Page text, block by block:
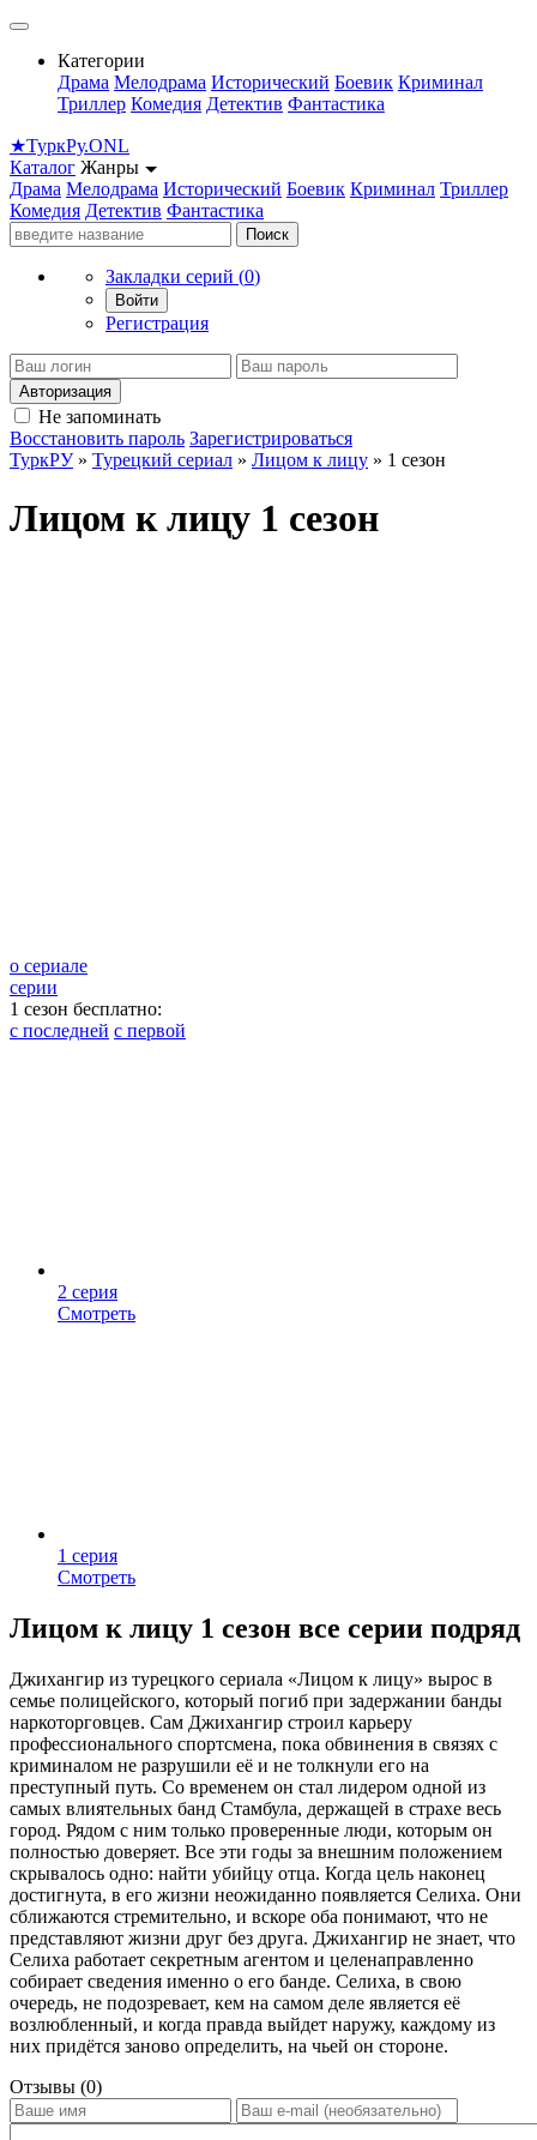
Категории
Драма Мелодрама Исторический Боевик Криминал
Триллер Комедия Детектив Фантастика
★ТуркРу.ONL
Каталог Жанры
Драма Мелодрама Исторический Боевик Криминал Триллер
Комедия Детектив Фантастика
Поиск
Закладки серий (0)
Войти
Регистрация
Авторизация
Не запоминать
Восстановить пароль Зарегистрироваться
ТуркРУ» Турецкий сериал » Лицом к лицу » 1 сезон
Лицом к лицу 1 сезон
о сериале
серии
1 сезон бесплатно:
с последней с первой
2 серия
Смотреть
1 серия
Смотреть
Лицом к лицу 1 сезон все серии подряд
Джихангир из турецкого сериала «Лицом к лицу» вырос в
семье полицейского, который погиб при задержании банды
наркоторговцев. Сам Джихангир строил карьеру
профессионального спортсмена, пока обвинения в связях с
криминалом не разрушили её и не толкнули его на
преступный путь. Со временем он стал лидером одной из
самых влиятельных банд Стамбула, держащей в страхе весь
город. Рядом с ним только проверенные люди, которым он
полностью доверяет. Все эти годы за внешним положением
скрывалось одно: найти убийцу отца. Когда цель наконец
достигнута, в его жизни неожиданно появляется Селиха. Они
сближаются стремительно, и вскоре оба понимают, что не
представляют жизни друг без друга. Джихангир не знает, что
Селиха работает секретным агентом и целенаправленно
собирает сведения именно о его банде. Селиха, в свою
очередь, не подозревает, кем на самом деле является её
возлюбленный, и когда правда выйдет наружу, каждому из
них придётся заново определить, на чьей он стороне.
Отзывы (0)